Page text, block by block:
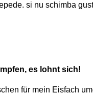
si nu schimba
es lohnt sich!
für mein Eisfach